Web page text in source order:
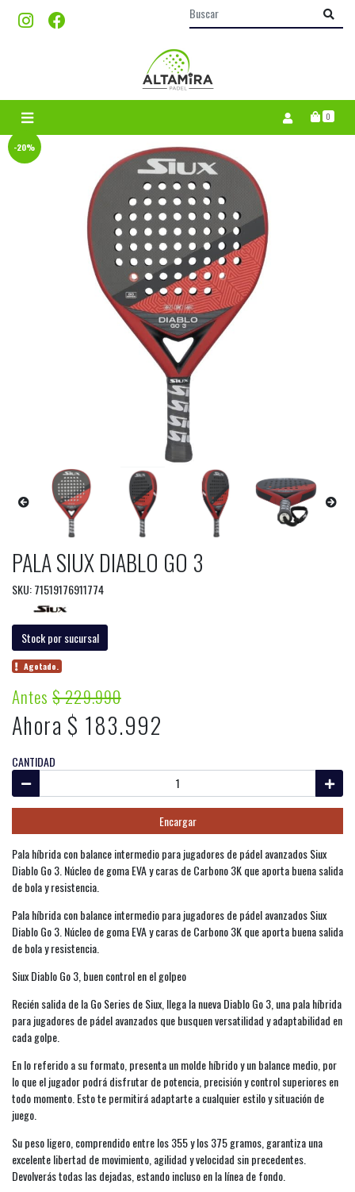
0
-20%
PALA SIUX DIABLO GO 3
SKU: 71519176911774
Stock por sucursal
Agotado.
Antes$ 229.990
Ahora $ 183.992
CANTIDAD
Encargar
Pala híbrida con balance intermedio para jugadores de pádel avanzados Siux
Diablo Go 3. Núcleo de goma EVA y caras de Carbono 3K que aporta buena salida
de bola y resistencia.
Pala híbrida con balance intermedio para jugadores de pádel avanzados Siux
Diablo Go 3. Núcleo de goma EVA y caras de Carbono 3K que aporta buena salida
de bola y resistencia.
Siux Diablo Go 3, buen control en el golpeo
Recién salida de la Go Series de Siux, llega la nueva Diablo Go 3, una pala híbrida
para jugadores de pádel avanzados que busquen versatilidad y adaptabilidad en
cada golpe.
En lo referido a su formato, presenta un molde híbrido y un balance medio, por
lo que el jugador podrá disfrutar de potencia, precisión y control superiores en
todo momento. Esto te permitirá adaptarte a cualquier estilo y situación de
juego.
Su peso ligero, comprendido entre los 355 y los 375 gramos, garantiza una
excelente libertad de movimiento, agilidad y velocidad sin precedentes.
Devolverás todas las dejadas, estando incluso en la línea de fondo.